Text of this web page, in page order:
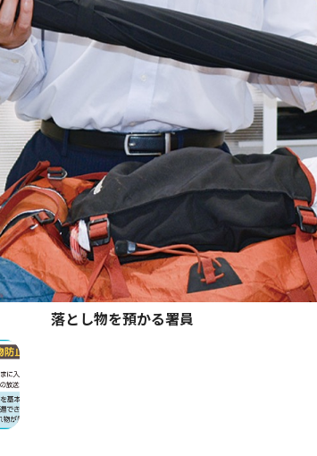
落とし物を預かる署員